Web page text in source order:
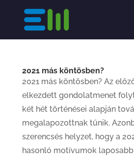
2021 más köntösben?
2021 más köntösben? Az
elkezdett gondolatmenet
két hét történései alapján
megalapozottnak tűnik.
szerencsés helyzet, hogy a
hasonló motívumok